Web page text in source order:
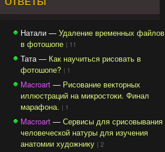
ОТВЕТЫ
Натали — Удаление временных файлов
в фотошопе | 11
Тата — Как научиться рисовать в
фотошопе? | 1
Macroart — Рисование векторных
иллюстраций на микростоки. Финал
марафона. | 1
Macroart — Сервисы для срисовывания
человеческой натуры для изучения
анатомии художнику | 2